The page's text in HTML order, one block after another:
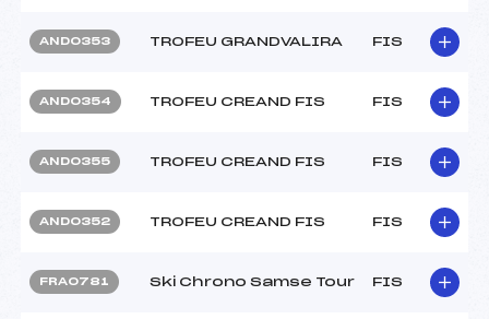
AND0353 TROFEU GRANDVALIRA FIS
AND0354 TROFEU CREAND FIS FIS
AND0355 TROFEU CREAND FIS FIS
AND0352 TROFEU CREAND FIS FIS
FRA0781 Ski Chrono Samse Tour FIS